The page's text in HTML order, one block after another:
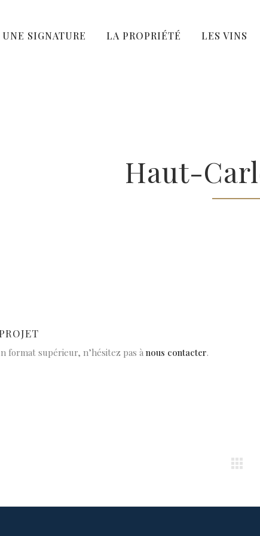
UNE SIGNATURE LA PROPRIÉTÉ LES VINS
Haut-
format supérieur, n’hésitez pas à nous contacter.